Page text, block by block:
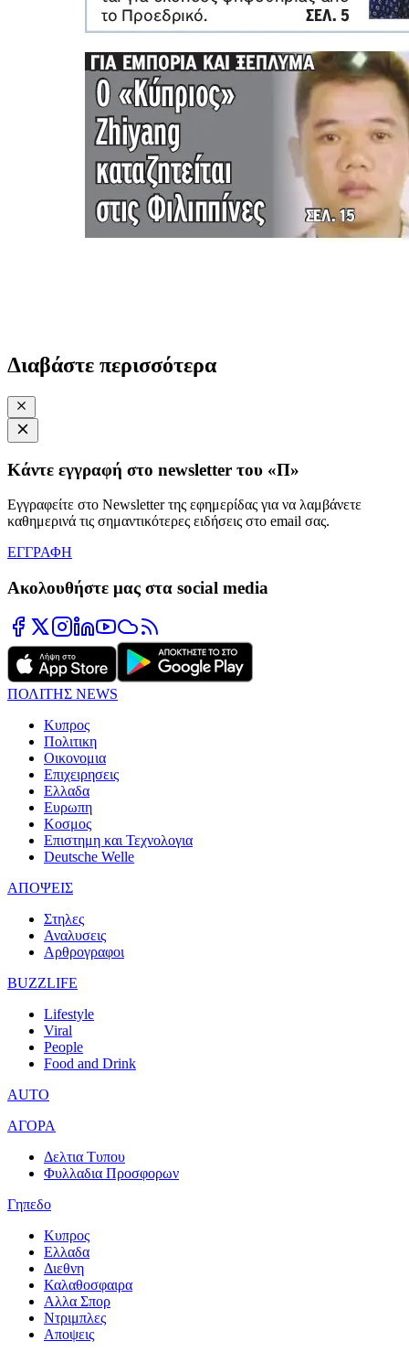
Διαβάστε περισσότερα
Κάντε εγγραφή στο newsletter του «Π»
Εγγραφείτε στο Newsletter της εφημερίδας για να λαμβάνετε
καθημερινά τις σημαντικότερες ειδήσεις στο email σας.
ΕΓΓΡΑΦΗ
Ακολουθήστε μας στα social media
ΠΟΛΙΤΗΣ NEWS
Κυπρος
Πολιτικη
Οικονομια
Επιχειρησεις
Ελλαδα
Ευρωπη
Κοσμος
Επιστημη και Τεχνολογια
Deutsche Welle
ΑΠΟΨΕΙΣ
Στηλες
Αναλυσεις
Αρθρογραφοι
BUZZLIFE
Lifestyle
Viral
People
Food and Drink
AUTO
ΑΓΟΡΑ
Δελτια Τυπου
Φυλλαδια Προσφορων
Γηπεδο
Κυπρος
Ελλαδα
Διεθνη
Καλαθοσφαιρα
Αλλα Σπορ
Ντριμπλες
Αποψεις